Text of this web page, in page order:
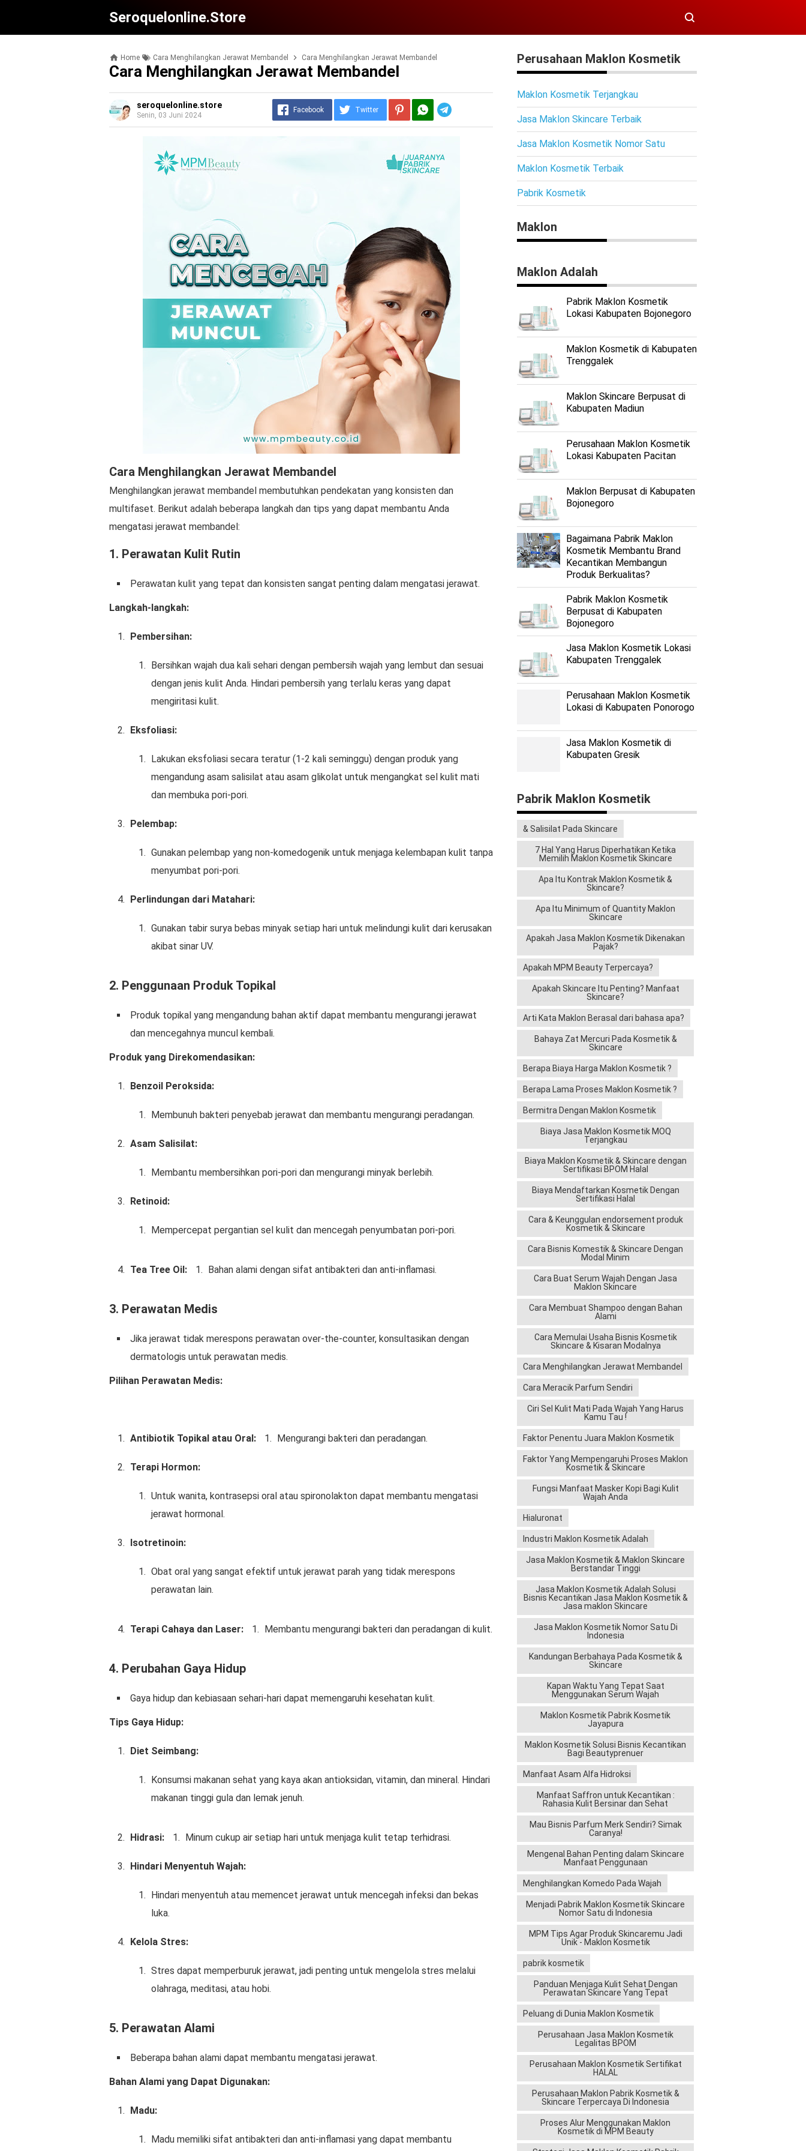
Seroquelonline.store
Home Cara Menghilangkan Jerawat Membandel Cara Menghilangkan Jerawat Membandel
Cara Menghilangkan Jerawat Membandel
seroquelonline.store
Senin, 03 Juni 2024
Facebook Twitter
Cara Menghilangkan Jerawat Membandel
Menghilangkan jerawat membandel membutuhkan pendekatan yang konsisten dan
multifaset. Berikut adalah beberapa langkah dan tips yang dapat membantu Anda
mengatasi jerawat membandel:
1. Perawatan Kulit Rutin
Perawatan kulit yang tepat dan konsisten sangat penting dalam mengatasi jerawat.
Langkah-langkah:
Pembersihan:
Bersihkan wajah dua kali sehari dengan pembersih wajah yang lembut dan sesuai
dengan jenis kulit Anda. Hindari pembersih yang terlalu keras yang dapat
mengiritasi kulit.
Eksfoliasi:
Lakukan eksfoliasi secara teratur (1-2 kali seminggu) dengan produk yang
mengandung asam salisilat atau asam glikolat untuk mengangkat sel kulit mati
dan membuka pori-pori.
Pelembap:
Gunakan pelembap yang non-komedogenik untuk menjaga kelembapan kulit tanpa
menyumbat pori-pori.
Perlindungan dari Matahari:
Gunakan tabir surya bebas minyak setiap hari untuk melindungi kulit dari kerusakan
akibat sinar UV.
2. Penggunaan Produk Topikal
Produk topikal yang mengandung bahan aktif dapat membantu mengurangi jerawat
dan mencegahnya muncul kembali.
Produk yang Direkomendasikan:
Benzoil Peroksida:
Membunuh bakteri penyebab jerawat dan membantu mengurangi peradangan.
Asam Salisilat:
Membantu membersihkan pori-pori dan mengurangi minyak berlebih.
Retinoid:
Mempercepat pergantian sel kulit dan mencegah penyumbatan pori-pori.
Tea Tree Oil: Bahan alami dengan sifat antibakteri dan anti-inflamasi.
3. Perawatan Medis
Jika jerawat tidak merespons perawatan over-the-counter, konsultasikan dengan
dermatologis untuk perawatan medis.
Pilihan Perawatan Medis:
Antibiotik Topikal atau Oral: Mengurangi bakteri dan peradangan.
Terapi Hormon:
Untuk wanita, kontrasepsi oral atau spironolakton dapat membantu mengatasi
jerawat hormonal.
Isotretinoin:
Obat oral yang sangat efektif untuk jerawat parah yang tidak merespons
perawatan lain.
Terapi Cahaya dan Laser: Membantu mengurangi bakteri dan peradangan di kulit.
4. Perubahan Gaya Hidup
Gaya hidup dan kebiasaan sehari-hari dapat memengaruhi kesehatan kulit.
Tips Gaya Hidup:
Diet Seimbang:
Konsumsi makanan sehat yang kaya akan antioksidan, vitamin, dan mineral. Hindari
makanan tinggi gula dan lemak jenuh.
Hidrasi: Minum cukup air setiap hari untuk menjaga kulit tetap terhidrasi.
Hindari Menyentuh Wajah:
Hindari menyentuh atau memencet jerawat untuk mencegah infeksi dan bekas
luka.
Kelola Stres:
Stres dapat memperburuk jerawat, jadi penting untuk mengelola stres melalui
olahraga, meditasi, atau hobi.
5. Perawatan Alami
Beberapa bahan alami dapat membantu mengatasi jerawat.
Bahan Alami yang Dapat Digunakan:
Madu:
Madu memiliki sifat antibakteri dan anti-inflamasi yang dapat membantu
Perusahaan Maklon Kosmetik
Maklon Kosmetik Terjangkau
Jasa Maklon Skincare Terbaik
Jasa Maklon Kosmetik Nomor Satu
Maklon Kosmetik Terbaik
Pabrik Kosmetik
Maklon
Maklon Adalah
Pabrik Maklon Kosmetik
Lokasi Kabupaten Bojonegoro
Maklon Kosmetik di Kabupaten
Trenggalek
Maklon Skincare Berpusat di
Kabupaten Madiun
Perusahaan Maklon Kosmetik
Lokasi Kabupaten Pacitan
Maklon Berpusat di Kabupaten
Bojonegoro
Bagaimana Pabrik Maklon
Kosmetik Membantu Brand
Kecantikan Membangun
Produk Berkualitas?
Pabrik Maklon Kosmetik
Berpusat di Kabupaten
Bojonegoro
Jasa Maklon Kosmetik Lokasi
Kabupaten Trenggalek
Perusahaan Maklon Kosmetik
Lokasi di Kabupaten Ponorogo
Jasa Maklon Kosmetik di
Kabupaten Gresik
Pabrik Maklon Kosmetik
& Salisilat Pada Skincare
7 Hal Yang Harus Diperhatikan Ketika
Memilih Maklon Kosmetik Skincare
Apa Itu Kontrak Maklon Kosmetik &
Skincare?
Apa Itu Minimum of Quantity Maklon
Skincare
Apakah Jasa Maklon Kosmetik Dikenakan
Pajak?
Apakah MPM Beauty Terpercaya?
Apakah Skincare Itu Penting? Manfaat
Skincare?
Arti Kata Maklon Berasal dari bahasa apa?
Bahaya Zat Mercuri Pada Kosmetik &
Skincare
Berapa Biaya Harga Maklon Kosmetik ?
Berapa Lama Proses Maklon Kosmetik ?
Bermitra Dengan Maklon Kosmetik
Biaya Jasa Maklon Kosmetik MOQ
Terjangkau
Biaya Maklon Kosmetik & Skincare dengan
Sertifikasi BPOM Halal
Biaya Mendaftarkan Kosmetik Dengan
Sertifikasi Halal
Cara & Keunggulan endorsement produk
Kosmetik & Skincare
Cara Bisnis Komestik & Skincare Dengan
Modal Minim
Cara Buat Serum Wajah Dengan Jasa
Maklon Skincare
Cara Membuat Shampoo dengan Bahan
Alami
Cara Memulai Usaha Bisnis Kosmetik
Skincare & Kisaran Modalnya
Cara Menghilangkan Jerawat Membandel
Cara Meracik Parfum Sendiri
Ciri Sel Kulit Mati Pada Wajah Yang Harus
Kamu Tau !
Faktor Penentu Juara Maklon Kosmetik
Faktor Yang Mempengaruhi Proses Maklon
Kosmetik & Skincare
Fungsi Manfaat Masker Kopi Bagi Kulit
Wajah Anda
Hialuronat
Industri Maklon Kosmetik Adalah
Jasa Maklon Kosmetik & Maklon Skincare
Berstandar Tinggi
Jasa Maklon Kosmetik Adalah Solusi
Bisnis Kecantikan Jasa Maklon Kosmetik &
Jasa maklon Skincare
Jasa Maklon Kosmetik Nomor Satu Di
Indonesia
Kandungan Berbahaya Pada Kosmetik &
Skincare
Kapan Waktu Yang Tepat Saat
Menggunakan Serum Wajah
Maklon Kosmetik Pabrik Kosmetik
Jayapura
Maklon Kosmetik Solusi Bisnis Kecantikan
Bagi Beautyprenuer
Manfaat Asam Alfa Hidroksi
Manfaat Saffron untuk Kecantikan :
Rahasia Kulit Bersinar dan Sehat
Mau Bisnis Parfum Merk Sendiri? Simak
Caranya!
Mengenal Bahan Penting dalam Skincare
Manfaat Penggunaan
Menghilangkan Komedo Pada Wajah
Menjadi Pabrik Maklon Kosmetik Skincare
Nomor Satu di Indonesia
MPM Tips Agar Produk Skincaremu Jadi
Unik - Maklon Kosmetik
pabrik kosmetik
Panduan Menjaga Kulit Sehat Dengan
Perawatan Skincare Yang Tepat
Peluang di Dunia Maklon Kosmetik
Perusahaan Jasa Maklon Kosmetik
Legalitas BPOM
Perusahaan Maklon Kosmetik Sertifikat
HALAL
Perusahaan Maklon Pabrik Kosmetik &
Skincare Terpercaya Di Indonesia
Proses Alur Menggunakan Maklon
Kosmetik di MPM Beauty